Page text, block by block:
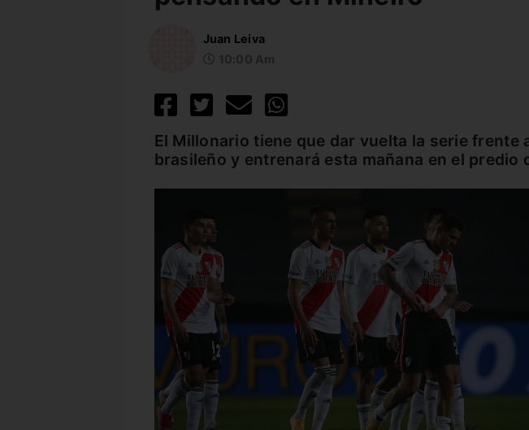
Juan Leiva
El Millonario tiene que dar vuelta la serie frente
brasileño y entrenará esta mañana en el predio